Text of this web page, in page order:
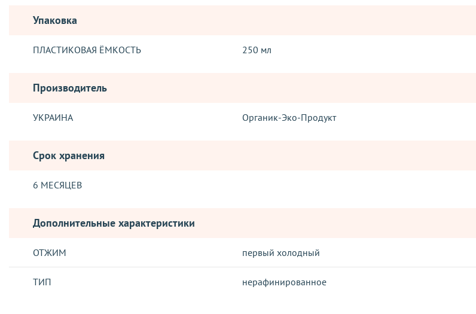
Упаковка
ПЛАСТИКОВАЯ ЁМКОСТЬ 250 мл
Производитель
УКРАИНА Органик-Эко-Продукт
Срок хранения
6 МЕСЯЦЕВ
Дополнительные характеристики
ОТЖИМ первый холодный
ТИП нерафинированное